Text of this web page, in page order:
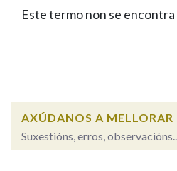
Facebook
TwitterYoutubeInstagram
Bluesky
BUSCAR NOS LEMAS
Remata por
Este termo non se
AXÚDANOS A MELLORAR
Suxestións, erros,